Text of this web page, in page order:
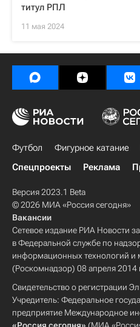
титул РПЛ
11 мая 2024
Футбол Фигурное катание
Спецпроекты
Реклама
Версия 2023.1 Beta
© 2026 МИА «Россия сегодня»
Вакансии
Сетевое издание РИА Новости
в Федеральной службе по
информационных технологий и
(Роскомнадзор) 08 апреля 2014
Свидетельство о регистрации
Учредитель: Федеральное
предприятие Международное